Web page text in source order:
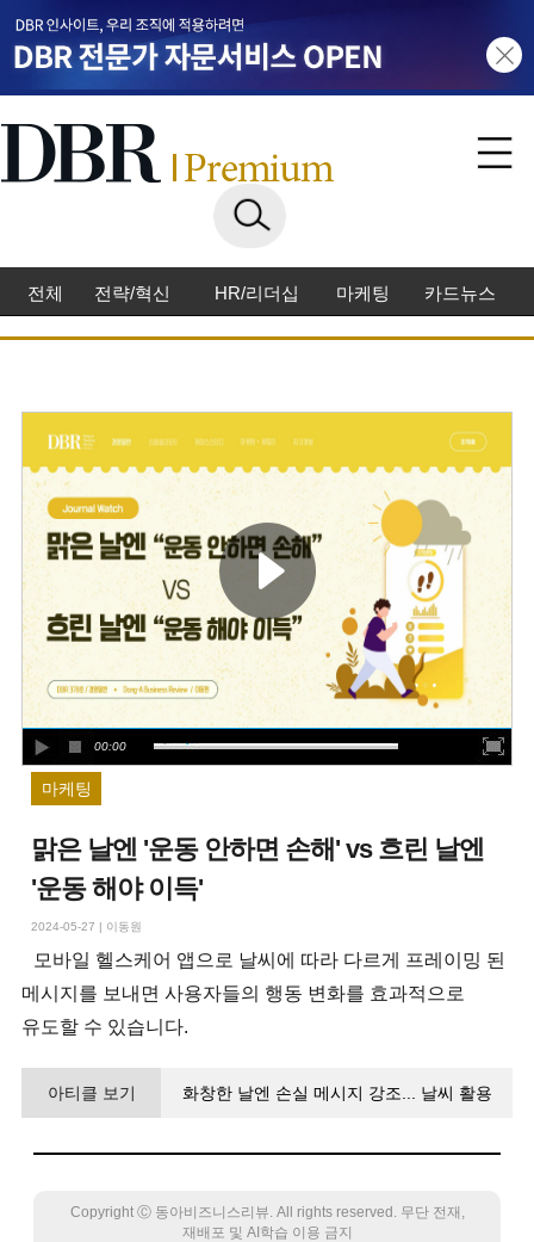
전체 전략/혁신 HR/리더십 마케팅 카드뉴스
00:00
마케팅
맑은 날엔 '운동 안하면 손해' vs 흐린 날엔
'운동 해야 이득'
2024-05-27 | 이동원
모바일 헬스케어 앱으로 날씨에 따라 다르게 프레이밍 된
메시지를 보내면 사용자들의 행동 변화를 효과적으로
유도할 수 있습니다.
아티클 보기
화창한 날엔 손실 메시지 강조... 날씨 활용
Copyright Ⓒ 동아비즈니스리뷰. All rights reserved. 무단 전재,
재배포 및 AI학습 이용 금지